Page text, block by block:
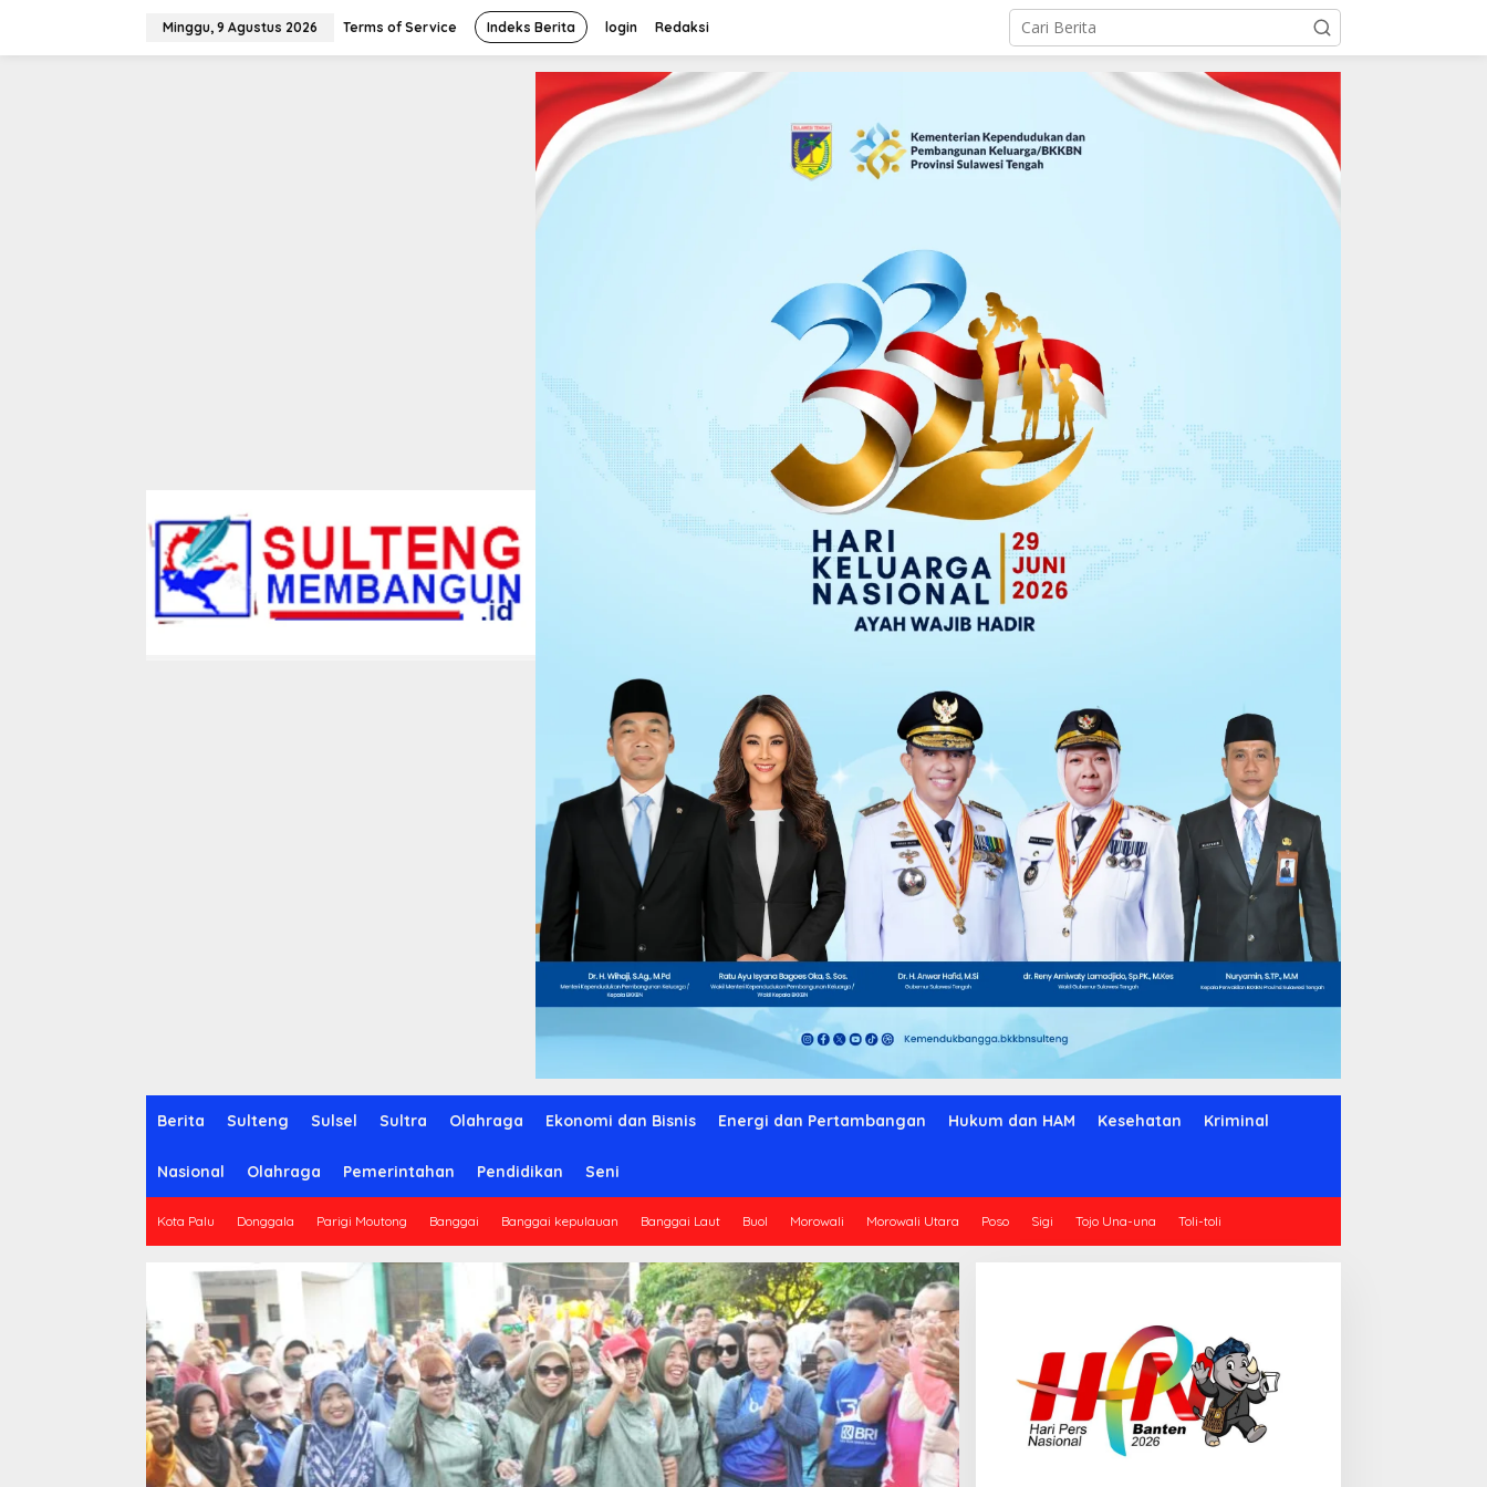
Minggu, 9 Agustus 2026 Terms of Service Indeks Berita login Redaksi
Berita Sulteng Sulsel Sultra Olahraga Ekonomi dan Bisnis Energi dan Pertambangan Hukum dan HAM Kesehatan Kriminal
Nasional Olahraga Pemerintahan Pendidikan Seni
Kota Palu Donggala Parigi Moutong Banggai Banggai kepulauan Banggai Laut Buol Morowali Morowali Utara Poso Sigi Tojo Una-una Toli-toli